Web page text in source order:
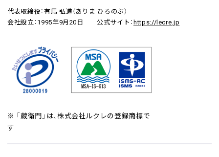
代表取締役：有馬 弘進（ありま ひろのぶ）
会社設立：1995年9月20日 公式サイト：https://lecre.jp
※ 「蔵衛門」は、株式会社ルクレの登録商標で
す